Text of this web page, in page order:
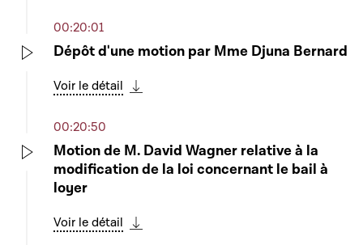
00:20:01
Dépôt d'une motion par Mme Djuna Bernard
Voir le détail
00:20:50
Motion de M. David Wagner relative à la
modification de la loi concernant le bail à
loyer
Voir le détail